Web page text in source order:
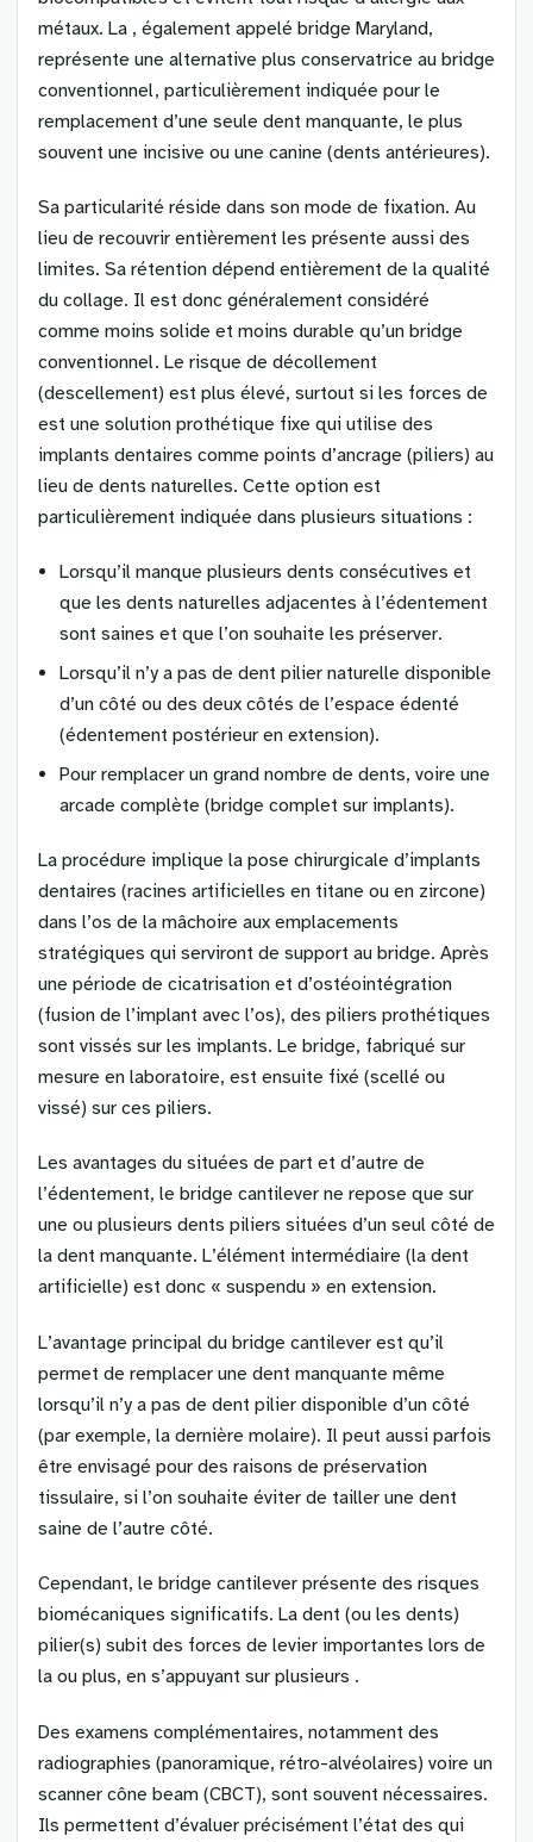
métaux. La , également appelé bridge Maryland,
représente une alternative plus conservatrice au bridge
conventionnel, particulièrement indiquée pour le
remplacement d’une seule dent manquante, le plus
souvent une incisive ou une canine (dents antérieures).
Sa particularité réside dans son mode de fixation. Au
lieu de recouvrir entièrement les présente aussi des
limites. Sa rétention dépend entièrement de la qualité
du collage. Il est donc généralement considéré
comme moins solide et moins durable qu’un bridge
conventionnel. Le risque de décollement
(descellement) est plus élevé, surtout si les forces de
est une solution prothétique fixe qui utilise des
implants dentaires comme points d’ancrage (piliers) au
lieu de dents naturelles. Cette option est
particulièrement indiquée dans plusieurs situations :
Lorsqu’il manque plusieurs dents consécutives et
que les dents naturelles adjacentes à l’édentement
sont saines et que l’on souhaite les préserver.
Lorsqu’il n’y a pas de dent pilier naturelle disponible
d’un côté ou des deux côtés de l’espace édenté
(édentement postérieur en extension).
Pour remplacer un grand nombre de dents, voire une
arcade complète (bridge complet sur implants).
La procédure implique la pose chirurgicale d’implants
dentaires (racines artificielles en titane ou en zircone)
dans l’os de la mâchoire aux emplacements
stratégiques qui serviront de support au bridge. Après
une période de cicatrisation et d’ostéointégration
(fusion de l’implant avec l’os), des piliers prothétiques
sont vissés sur les implants. Le bridge, fabriqué sur
mesure en laboratoire, est ensuite fixé (scellé ou
vissé) sur ces piliers.
Les avantages du situées de part et d’autre de
l’édentement, le bridge cantilever ne repose que sur
une ou plusieurs dents piliers situées d’un seul côté de
la dent manquante. L’élément intermédiaire (la dent
artificielle) est donc « suspendu » en extension.
L’avantage principal du bridge cantilever est qu’il
permet de remplacer une dent manquante même
lorsqu’il n’y a pas de dent pilier disponible d’un côté
(par exemple, la dernière molaire). Il peut aussi parfois
être envisagé pour des raisons de préservation
tissulaire, si l’on souhaite éviter de tailler une dent
saine de l’autre côté.
Cependant, le bridge cantilever présente des risques
biomécaniques significatifs. La dent (ou les dents)
pilier(s) subit des forces de levier importantes lors de
la ou plus, en s’appuyant sur plusieurs .
Des examens complémentaires, notamment des
radiographies (panoramique, rétro-alvéolaires) voire un
scanner cône beam (CBCT), sont souvent nécessaires.
Ils permettent d’évaluer précisément l’état des qui